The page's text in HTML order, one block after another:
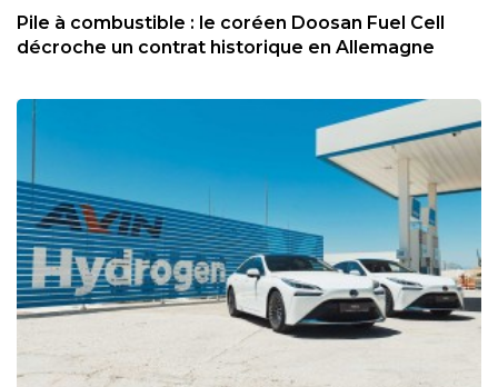
Pile à combustible : le coréen Doosan Fuel Cell
décroche un contrat historique en Allemagne